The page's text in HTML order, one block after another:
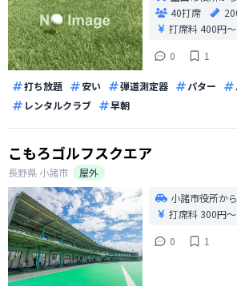
40打席
打席料400円〜
0
1
打ち放題 安い 弾道測定器 パター
レンタルクラブ
早朝
こもろゴルフスクエア
長野県 小諸市
屋外
小諸市役所か
打席料300円〜
0
1